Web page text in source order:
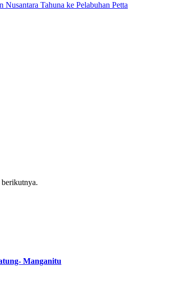
Tahuna ke Pelabuhan Petta
berikutnya.
Manganitu